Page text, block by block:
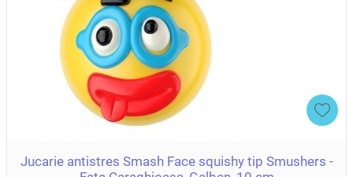
Jucarie antistres Smash Face squishy tip Smushers -